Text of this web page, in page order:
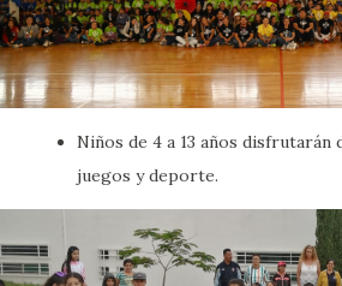
Niños de 4 a 13 años disfrutarán
juegos y deporte.